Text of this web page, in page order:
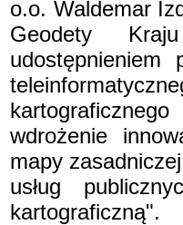
o.o. Waldemar
Geodety
wdrożenie
mapy
usług
kartograficzną".